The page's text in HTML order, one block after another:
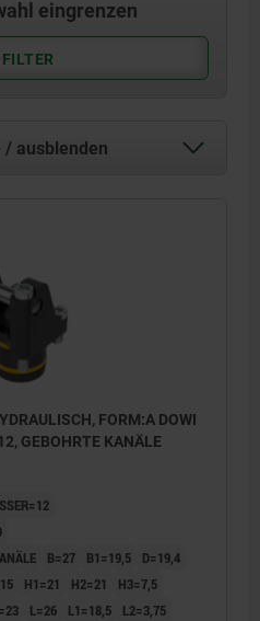
eingrenzen
FILTER
/ ausblenden
FORM:A DOWI
GEBOHRTE KANÄLE
B=27 B1=19,5
D=19,4
H1=21 H2=21
H3=7,5
L=26 L1=18,5
L2=3,75